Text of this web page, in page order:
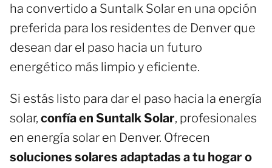
ha convertido a Suntalk Solar en una opción
preferida para los residentes de Denver que
desean dar el paso hacia un futuro
energético más limpio y eficiente.
Si estás listo para dar el paso hacia la energía
solar, confía en Suntalk Solar, profesionales
en energía solar en Denver. Ofrecen
soluciones solares adaptadas a tu hogar o